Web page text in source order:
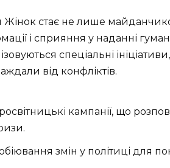
стає не лише
і сприяння у наданні
спеціальні
від конфліктів.
кампанії, що
змін у політиці для